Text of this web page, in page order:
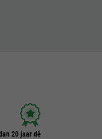
20 jaar dé